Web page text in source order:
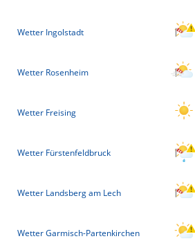
Wetter Ingolstadt
Wetter Rosenheim
Wetter Freising
Wetter Fürstenfeldbruck
Wetter Landsberg am Lech
Wetter Garmisch-Partenkirchen